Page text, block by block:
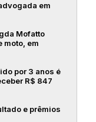
em
Mofatto
moto, em
por 3 anos é
R$ 847
e prêmios